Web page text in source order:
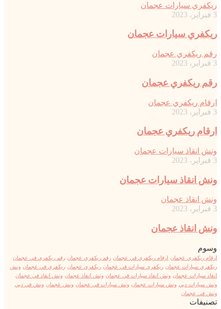
ريكفري سيارات عجمان
3 فبراير، 2023
ريكفري سيارات عجمان
رقم ريكفري عجمان
3 فبراير، 2023
رقم ريكفري عجمان
ارقام ريكفري عجمان
3 فبراير، 2023
ارقام ريكفري عجمان
ونش انقاذ سيارات عجمان
3 فبراير، 2023
ونش انقاذ سيارات عجمان
ونش انقاذ عجمان
3 فبراير، 2023
ونش انقاذ عجمان
وسوم
ارقام ريكفري عجمان ارقام ريكفري في عجمان رقم ريكفري عجمان رقم ريكفري في عجمان
ريكفري سيارات عجمان ريكفري سيارات في عجمان ريكفري عجمان ريكفري في عجمان ونش
انقاذ سيارات عجمان ونش انقاذ سيارات في عجمان ونش انقاذ عجمان ونش انقاذ في عجمان
ونش سيارات دبي ونش سيارات عجمان ونش سيارات في عجمان ونش عجمان ونش في دبي
ونش في عجمان
تصنيفات